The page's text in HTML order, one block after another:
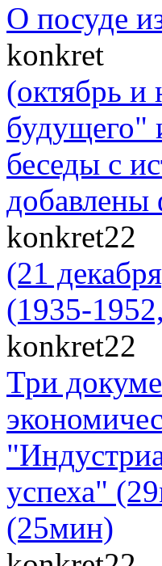
О посуде
konkret
(октябрь
будущего"
беседы с
konkret22
(21
(1935-
konkret22
Три
успеха"
(25мин)